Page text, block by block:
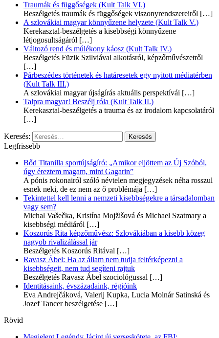
Traumák és függőségek (Kult Talk VI.)
Beszélgetés traumák és függőségek viszonyrendszereiről […]
A szlovákiai magyar könnyűzene helyzete (Kult Talk V.)
Kerekasztal-beszélgetés a kisebbségi könnyűzene
létjogosultságáról […]
Változó rend és múlékony káosz (Kult Talk IV.)
Beszélgetés Füzik Szilviával alkotásról, képzőművészetről
[…]
Párbeszédes történetek és határesetek egy nyitott médiatérben
(Kult Talk III.)
A szlovákiai magyar újságírás aktuális perspektívái […]
Talpra magyar! Beszélj róla (Kult Talk II.)
Kerekasztal-beszélgetés a trauma és az irodalom kapcsolatáról
[…]
Keresés:
Legfrissebb
Bőd Titanilla sportújságíró: „Amikor eljöttem az Új Szóból,
úgy éreztem magam, mint Gagarin”
A pónis rokonairól szóló névtelen megjegyzések néha rosszul
esnek neki, de ez nem az ő problémája […]
Tekintettel kell lenni a nemzeti kisebbségekre a társadalomban
vagy sem?
Michal Vašečka, Kristína Mojžišová és Michael Szatmary a
kisebbségi médiáról […]
Koszorús Rita képzőművész: Szlovákiában a kisebb közeg
nagyob rivalizálással jár
Beszélgetés Koszorús Ritával […]
Ravasz Ábel: Ha az állam nem tudja feltérképezni a
kisebbségeit, nem tud segíteni rajtuk
Beszélgetés Ravasz Ábel szociológussal […]
Identitásaink, évszázadaink, régióink
Eva Andrejčáková, Valerij Kupka, Lucia Molnár Satinská és
Jozef Tancer beszélgetése […]
Rövid